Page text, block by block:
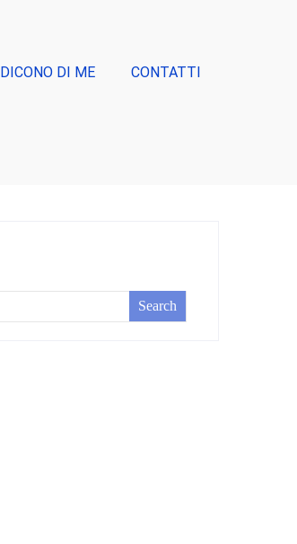
DICONO DI ME CONTATTI